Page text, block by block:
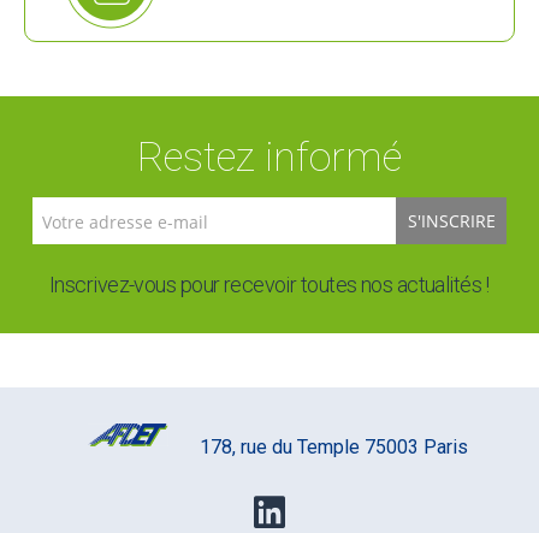
Restez informé
S'INSCRIRE
Inscrivez-vous pour recevoir toutes nos actualités !
178, rue du Temple 75003 Paris